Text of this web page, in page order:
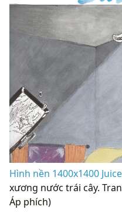
Hình nền 1400x1400
xương nước trái cây.
Áp phích)